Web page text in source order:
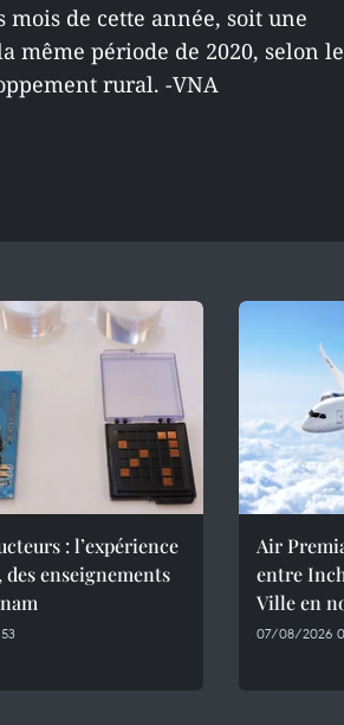
de cette année, soit une
même période de 2020, selon le
rural. -VNA
: l’expérience
enseignements
Air
entre
Ville en
07/08/2026